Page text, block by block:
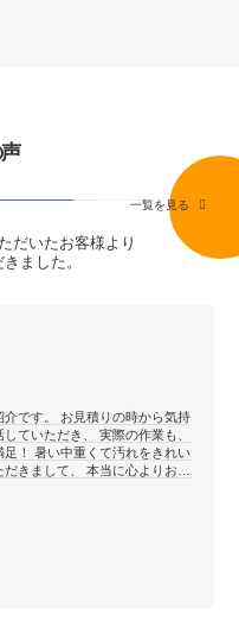
だいたお客様より
ました。
一覧を見る
介です。 お見積りの時から気持
していただき、 実際の作業も、
足！ 暑い中重くて汚れをきれい
だきまして、 本当に心よりお…